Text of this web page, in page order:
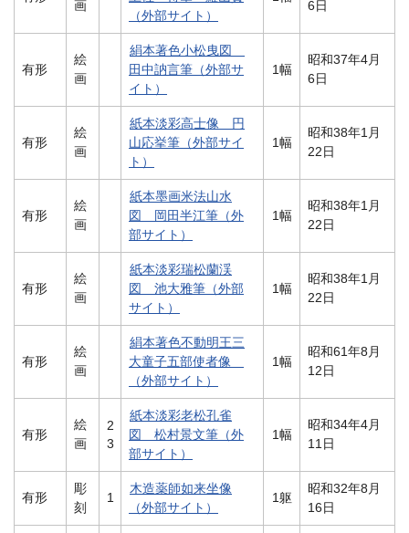
画
（外部サイト）
6日
有形
絵
画
絹本著色小松曳図
田中訥言筆（外部サ
イト）
1幅
昭和37年4月
6日
有形
絵
画
紙本淡彩高士像 円
山応挙筆（外部サイ
ト）
1幅
昭和38年1月
22日
有形
絵
画
紙本墨画米法山水
図 岡田半江筆（外
部サイト）
1幅
昭和38年1月
22日
有形
絵
画
紙本淡彩瑞松蘭渓
図 池大雅筆（外部
サイト）
1幅
昭和38年1月
22日
有形
絵
画
絹本著色不動明王三
大童子五部使者像
（外部サイト）
1幅
昭和61年8月
12日
有形
絵
画
2
3
紙本淡彩老松孔雀
図 松村景文筆（外
部サイト）
1幅
昭和34年4月
11日
有形
彫
刻
1
木造薬師如来坐像
（外部サイト）
1躯
昭和32年8月
16日